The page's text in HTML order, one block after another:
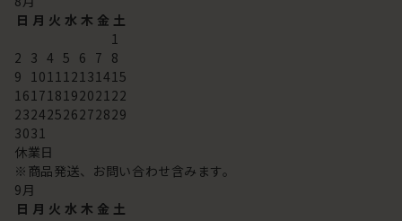
日 月 火 水 木 金 土
1
2 3 4 5 6 7 8
9 101112131415
16171819202122
23242526272829
3031
休業日
※商品発送、お問い合わせ含みます。
9月
日 月 火 水 木 金 土